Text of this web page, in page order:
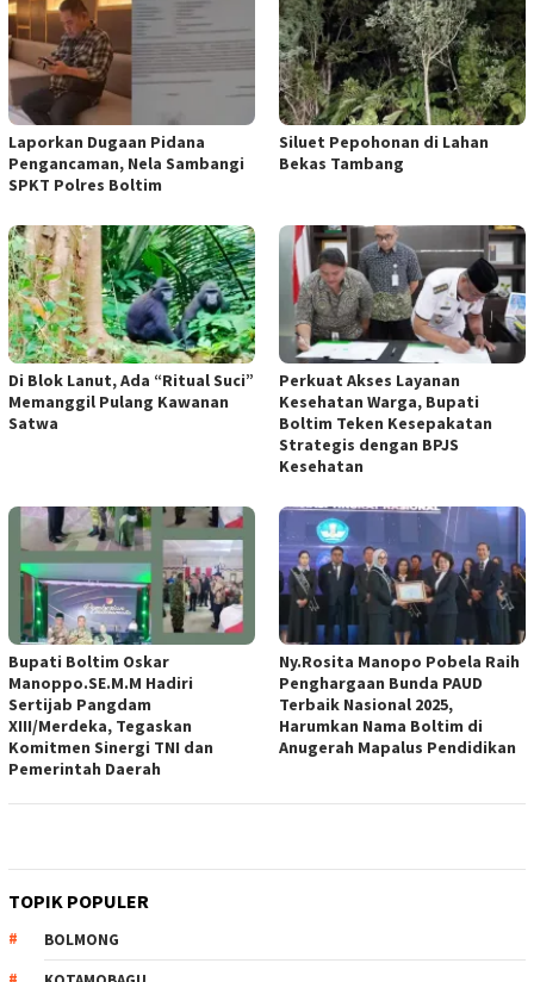
Laporkan Dugaan Pidana
Pengancaman, Nela Sambangi
SPKT Polres Boltim
Siluet Pepohonan di Lahan
Bekas Tambang
Di Blok Lanut, Ada “Ritual Suci”
Memanggil Pulang Kawanan
Satwa
Perkuat Akses Layanan
Kesehatan Warga, Bupati
Boltim Teken Kesepakatan
Strategis dengan BPJS
Kesehatan
Bupati Boltim Oskar
Manoppo.SE.M.M Hadiri
Sertijab Pangdam
XIII/Merdeka, Tegaskan
Komitmen Sinergi TNI dan
Pemerintah Daerah
Ny.Rosita Manopo Pobela Raih
Penghargaan Bunda PAUD
Terbaik Nasional 2025,
Harumkan Nama Boltim di
Anugerah Mapalus Pendidikan
TOPIK POPULER
BOLMONG